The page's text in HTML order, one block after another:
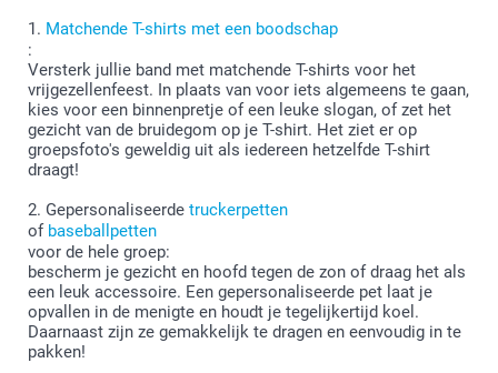
1. Matchende T-shirts met een boodschap
:
Versterk jullie band met matchende T-shirts voor het
vrijgezellenfeest. In plaats van voor iets algemeens te gaan,
kies voor een binnenpretje of een leuke slogan, of zet het
gezicht van de bruidegom op je T-shirt. Het ziet er op
groepsfoto's geweldig uit als iedereen hetzelfde T-shirt
draagt!
2. Gepersonaliseerde truckerpetten
of baseballpetten
voor de hele groep:
bescherm je gezicht en hoofd tegen de zon of draag het als
een leuk accessoire. Een gepersonaliseerde pet laat je
opvallen in de menigte en houdt je tegelijkertijd koel.
Daarnaast zijn ze gemakkelijk te dragen en eenvoudig in te
pakken!